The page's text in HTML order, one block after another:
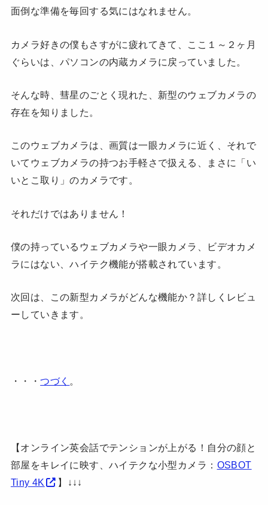
面倒な準備を毎回する気にはなれません。
カメラ好きの僕もさすがに疲れてきて、ここ１～２ヶ月
ぐらいは、パソコンの内蔵カメラに戻っていました。
そんな時、彗星のごとく現れた、新型のウェブカメラの
存在を知りました。
このウェブカメラは、画質は一眼カメラに近く、それで
いてウェブカメラの持つお手軽さで扱える、まさに「い
いとこ取り」のカメラです。
それだけではありません！
僕の持っているウェブカメラや一眼カメラ、ビデオカメ
ラにはない、ハイテク機能が搭載されています。
次回は、この新型カメラがどんな機能か？詳しくレビュ
ーしていきます。
・・・つづく 。
【オンライン英会話でテンションが上がる！自分の顔と
部屋をキレイに映す、ハイテクな小型カメラ： OSBOT
Tiny 4K
】↓↓↓